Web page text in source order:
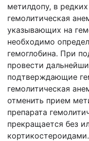
метилдопу, в
гемолитическая
указывающих на
необходимо
гемоглобина. При
провести
подтверждающие
гемолитическая
отменить прием
препарата
прекращается без